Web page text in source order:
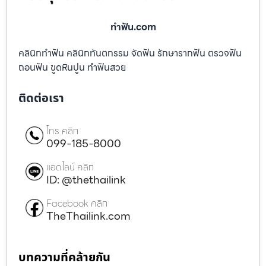
ทําฟัน.com
คลินิกทำฟัน คลินิกทันตกรรม จัดฟัน รักษารากฟัน ตรวจฟัน
ถอนฟัน ขูดหินปูน ทำฟันสวย
ติดต่อเรา
โทร คลิก
099-185-8000
แอดไลน์ คลิก
ID: @thethailink
Facebook คลิก
TheThailink.com
บทความที่คล้ายกัน